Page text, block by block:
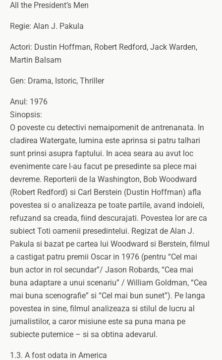
All the President’s Men
Regie: Alan J. Pakula
Actori: Dustin Hoffman, Robert Redford, Jack Warden,
Martin Balsam
Gen: Drama, Istoric, Thriller
Anul: 1976
Sinopsis:
O poveste cu detectivi nemaipomenit de antrenanata. In
cladirea Watergate, lumina este aprinsa si patru talhari
sunt prinsi asupra faptului. In acea seara au avut loc
evenimente care l-au facut pe presedinte sa plece mai
devreme. Reporterii de la Washington, Bob Woodward
(Robert Redford) si Carl Berstein (Dustin Hoffman) afla
povestea si o analizeaza pe toate partile, avand indoieli,
refuzand sa creada, fiind descurajati. Povestea lor are ca
subiect Toti oamenii presedintelui. Regizat de Alan J.
Pakula si bazat pe cartea lui Woodward si Berstein, filmul
a castigat patru premii Oscar in 1976 (pentru “Cel mai
bun actor in rol secundar”/ Jason Robards, “Cea mai
buna adaptare a unui scenariu” / William Goldman, “Cea
mai buna scenografie” si “Cel mai bun sunet”). Pe langa
povestea in sine, filmul analizeaza si stilul de lucru al
jurnalistilor, a caror misiune este sa puna mana pe
subiecte puternice – si sa obtina adevarul.
1.3. A fost odata in America